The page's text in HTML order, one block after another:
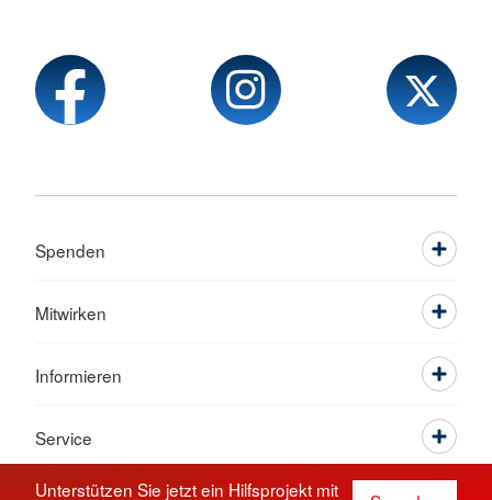
Unterstützen Sie jetzt ein Hilfsprojekt mit
Spenden
Mitwirken
Informieren
Service